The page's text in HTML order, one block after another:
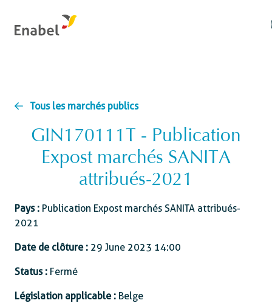
Tous les marchés publics
GIN170111T - Publication
Expost marchés SANITA
attribués-2021
Pays : Publication Expost marchés SANITA attribués-
2021
Date de clôture : 29 June 2023 14:00
Status : Fermé
Législation applicable : Belge